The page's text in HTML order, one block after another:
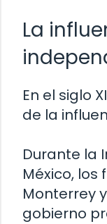
La
En el siglo
de la
Durante la
México,
Monterrey
gobierno